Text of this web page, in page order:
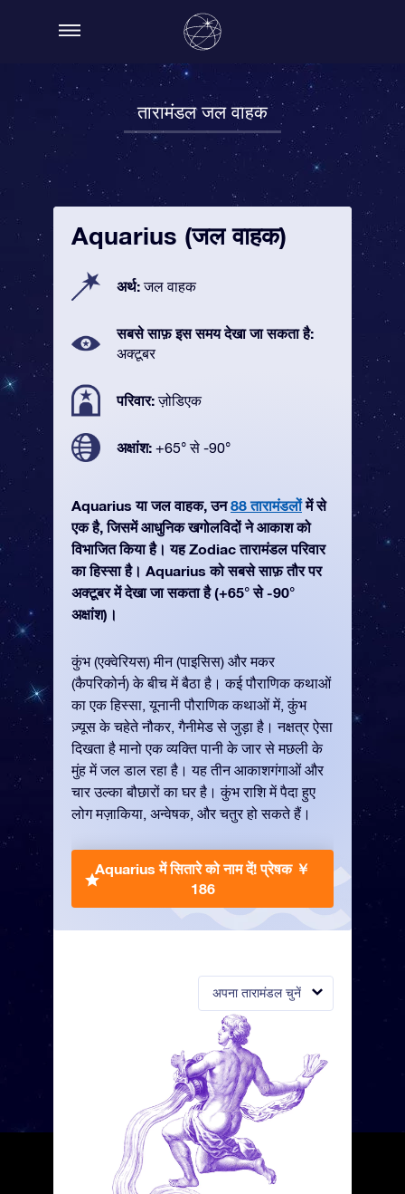
तारामंडल जल वाहक
अपना तारामंडल चुनें
Aquarius (जल वाहक)
अर्थ:जल वाहक
सबसे साफ़ इस समय देखा जा सकता है:
अक्टूबर
परिवार:ज़ोडिएक
अक्षांश: +65° से -90°
Aquarius या जल वाहक, उन88 तारामंडलोंमें से
एक है, जिसमें आधुनिक खगोलविदों ने आकाश को
विभाजित किया है। यह Zodiac तारामंडल परिवार
का हिस्सा है। Aquarius को सबसे साफ़ तौर पर
अक्टूबर में देखा जा सकता है (+65° से -90°
अक्षांश)।
कुंभ (एक्वेरियस) मीन (पाइसिस) और मकर
(कैपरिकोर्न) के बीच में बैठा है। कई पौराणिक कथाओं
का एक हिस्सा, यूनानी पौराणिक कथाओं में, कुंभ
ज़्यूस के चहेते नौकर, गैनीमेड से जुड़ा है। नक्षत्र ऐसा
दिखता है मानो एक व्यक्ति पानी के जार से मछली के
मुंह में जल डाल रहा है। यह तीन आकाशगंगाओं और
चार उल्का बौछारों का घर है। कुंभ राशि में पैदा हुए
लोग मज़ाकिया, अन्वेषक, और चतुर हो सकते हैं।
Aquarius में सितारे को नाम दें!प्रेषक ￥
186